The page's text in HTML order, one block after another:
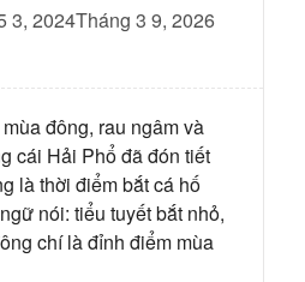
3, 2024Tháng 3 9, 2026
đông, rau ngâm và
cái Hải Phổ đã đón tiết
là thời điểm bắt cá hố
nói: tiểu tuyết bắt nhỏ,
chí là đỉnh điểm mùa